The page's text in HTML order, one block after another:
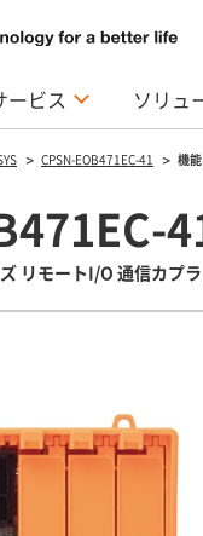
ービス ソリュ
CPSN-EOB471EC-41 機
リモートI/O 通信カプ